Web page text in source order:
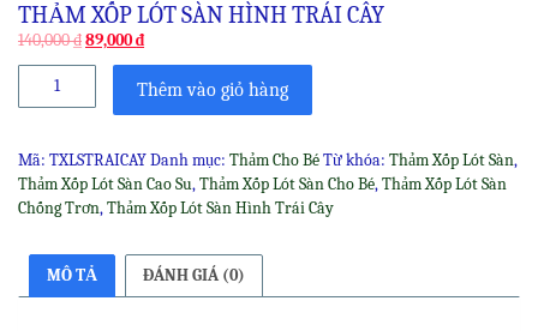
THẢM XỐP LÓT SÀN HÌNH TRÁI CÂY
140,000₫Original
price
140,000 ₫.
89,000₫Current
price
is:
89,000 ₫.
Thảm
Hình
Trái
Cây
lượng
Thêm vào giỏ hàng
Mã: TXLSTRAICAYDanh mục: Thảm Cho BéTừ khóa: Thảm Xốp Lót Sàn,
Thảm Xốp Lót Sàn Cao Su,Thảm Xốp Lót Sàn Cho Bé,Thảm Xốp Lót Sàn
Chống Trơn,Thảm Xốp Lót Sàn Hình Trái Cây
MÔ TẢ ĐÁNH GIÁ (0)